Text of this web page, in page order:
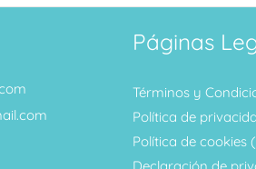
Páginas
Términos y
Política de
Política de cookies